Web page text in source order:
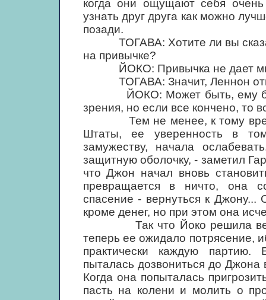
когда они ощущают себя очень
узнать друг друга как можно
позади.
ТОГАВА: Хотите ли вы
на привычке?
ЙОКО: Привычка не дает
ТОГАВА: Значит, Леннон
ЙОКО: Может быть, ему
зрения, но если все кончено, то
Тем не менее, к тому
Штаты, ее уверенность в
замужеству, начала
защитную оболочку, - заметил
что Джон начал вновь
превращается в ничто, она
спасение - вернуться к Джону...
кроме денег, но при этом она
Так что Йоко решила
теперь ее ожидало потрясение,
практически каждую
пыталась дозвониться до Джона
Когда она попыталась
пасть на колени и молить о